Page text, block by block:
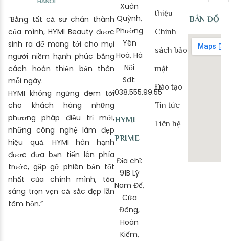
“Bằng tất cả sự chân thành
của mình, HYMI Beauty được
sinh ra để mang tới cho mọi
người niềm hạnh phúc bằng
cách hoàn thiện bản thân
mỗi ngày.
HYMI không ngừng đem tới
cho khách hàng những
phương pháp điều trị mới,
những công nghệ làm đẹp
hiệu quả. HYMI hân hạnh
được đưa bạn tiến lên phía
trước, gặp gỡ phiên bản tốt
nhất của chính mình, tỏa
sáng trọn vẹn cả sắc đẹp lẫn
tâm hồn.”
Xuân
Quỳnh,
Phường
Yên
Hoà, Hà
Nội
Sđt:
038.555.99.55
HYMI
PRIME
Địa chỉ:
91B Lý
Nam Đế,
Cửa
Đông,
Hoàn
Kiếm,
thiệu
Chính
sách bảo
mật
Đào tạo
Tin tức
Liên hệ
BẢN ĐỒ